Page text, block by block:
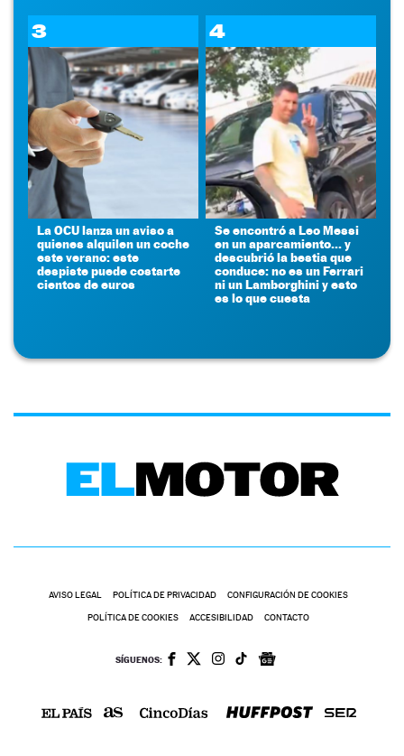
3
La OCU lanza un aviso a
quienes alquilen un coche
este verano: este
despiste puede costarte
cientos de euros
4
Se encontró a Leo Messi
en un aparcamiento... y
descubrió la bestia que
conduce: no es un Ferrari
ni un Lamborghini y esto
es lo que cuesta
AVISO LEGAL POLÍTICA DE PRIVACIDAD CONFIGURACIÓN DE COOKIES
POLÍTICA DE COOKIES ACCESIBILIDAD CONTACTO
SÍGUENOS: